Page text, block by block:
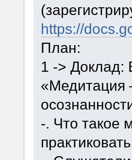
https://
План:
1 -> Доклад:
«Медитация
-. Что такое